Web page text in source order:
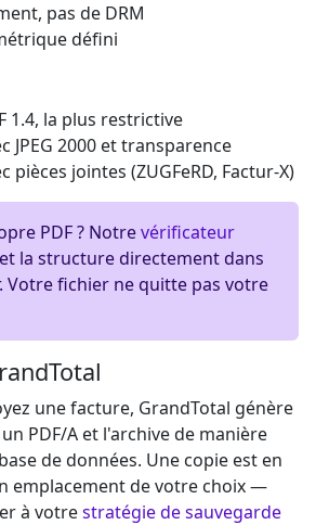
pas de DRM
défini
1.4, la plus restrictive
JPEG 2000 et transparence
pièces jointes (ZUGFeRD, Factur-X)
PDF ? Notrevérificateur
la structure directement dans
Votre fichier ne quitte pas votre
une facture, GrandTotal génère
PDF/A et l'archive de manière
de données. Une copie est en
emplacement de votre choix —
à votrestratégie de sauvegarde